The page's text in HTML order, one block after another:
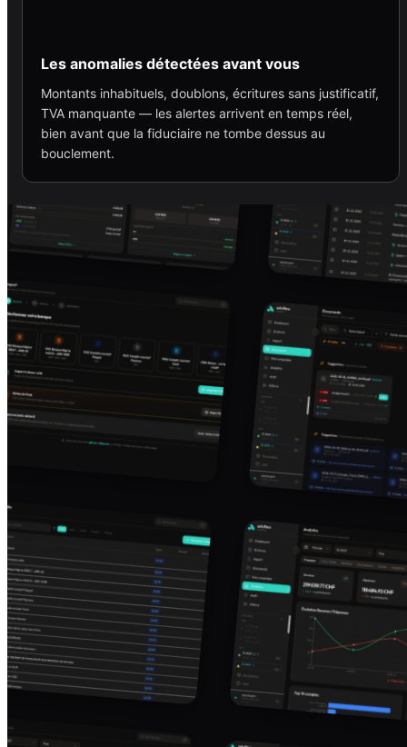
Les anomalies détectées avant vous
Montants inhabituels, doublons, écritures sans justificatif,
TVA manquante — les alertes arrivent en temps réel,
bien avant que la fiduciaire ne tombe dessus au
bouclement.